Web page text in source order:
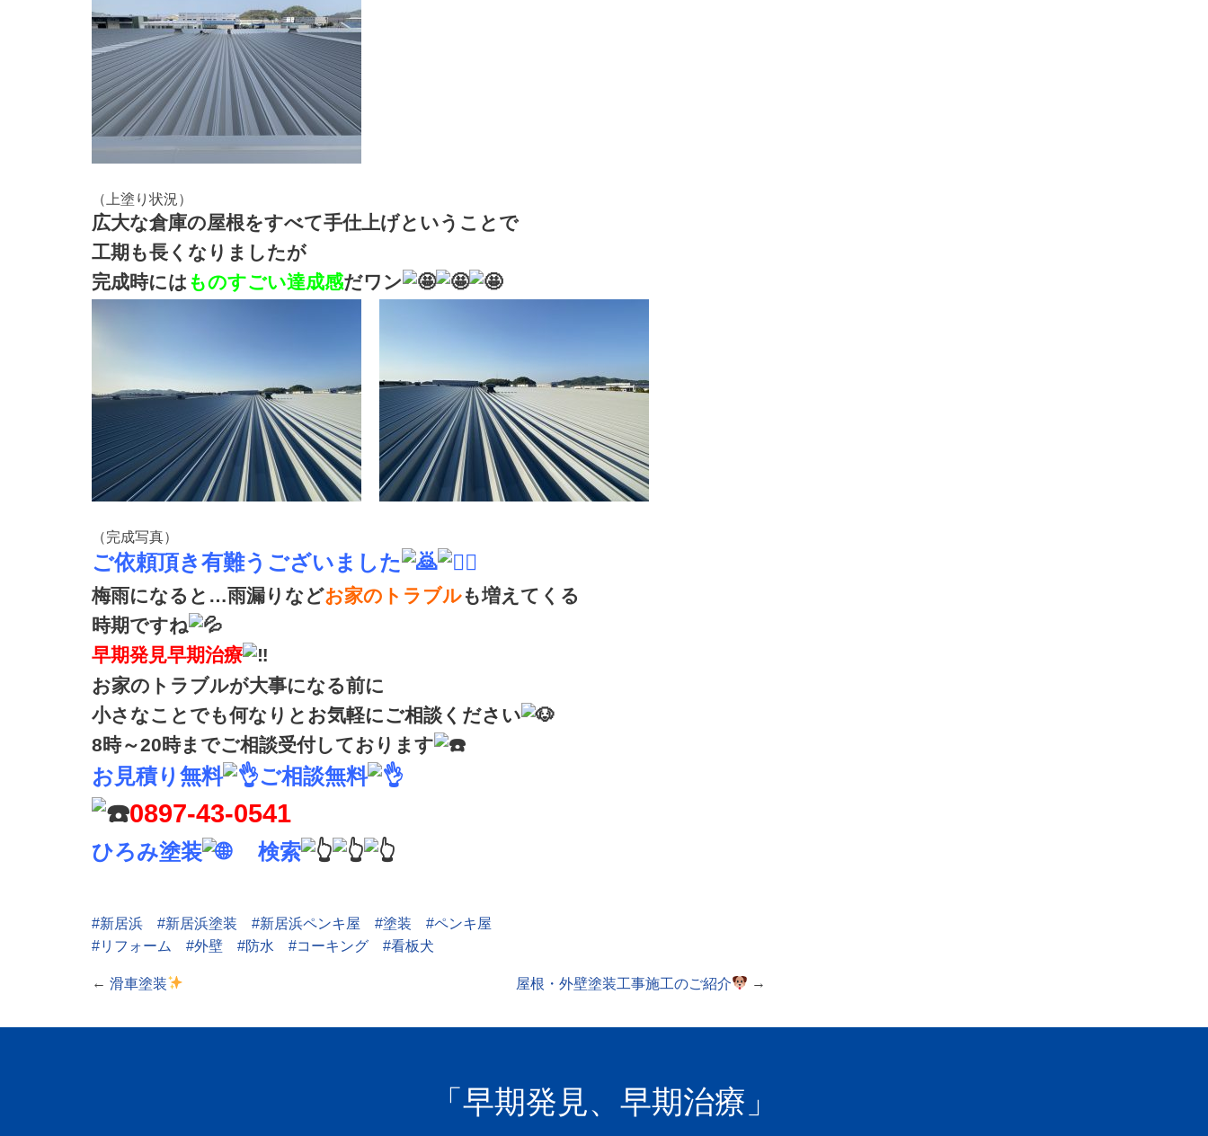
（上塗り状況）
広大な倉庫の屋根をすべて手仕上げということで
工期も長くなりましたが
完成時には ものすごい達成感だワン
（完成写真）
ご依頼頂き有難うございました
梅雨になると…雨漏りなどお家のトラブルも増えてくる
時期ですね
早期発見早期治療
お家のトラブルが大事になる前に
小さなことでも何なりと お気軽にご相談ください
8時～20時までご相談受付しております
お見積り無料 ご相談無料
0897-43-0541
ひろみ塗装 検索
#新居浜 #新居浜塗装 #新居浜ペンキ屋 #塗装
#ペンキ屋
#リフォーム
#外壁 #防水 #コーキング #看板犬
屋根・外壁塗装工事施工のご紹介 →
← 滑車塗装
「早期発見、早期治療」